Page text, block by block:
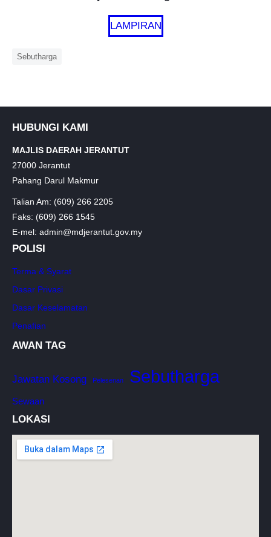
LAMPIRAN
Sebutharga
HUBUNGI KAMI
MAJLIS DAERAH JERANTUT
27000 Jerantut
Pahang Darul Makmur
Talian Am: (609) 266 2205
Faks: (609) 266 1545
E-mel: admin@mdjerantut.gov.my
POLISI
Terma & Syarat
Dasar Privasi
Dasar Keselamatan
Penafian
AWAN TAG
Jawatan Kosong Pelesenan Sebutharga
Sewaan
LOKASI